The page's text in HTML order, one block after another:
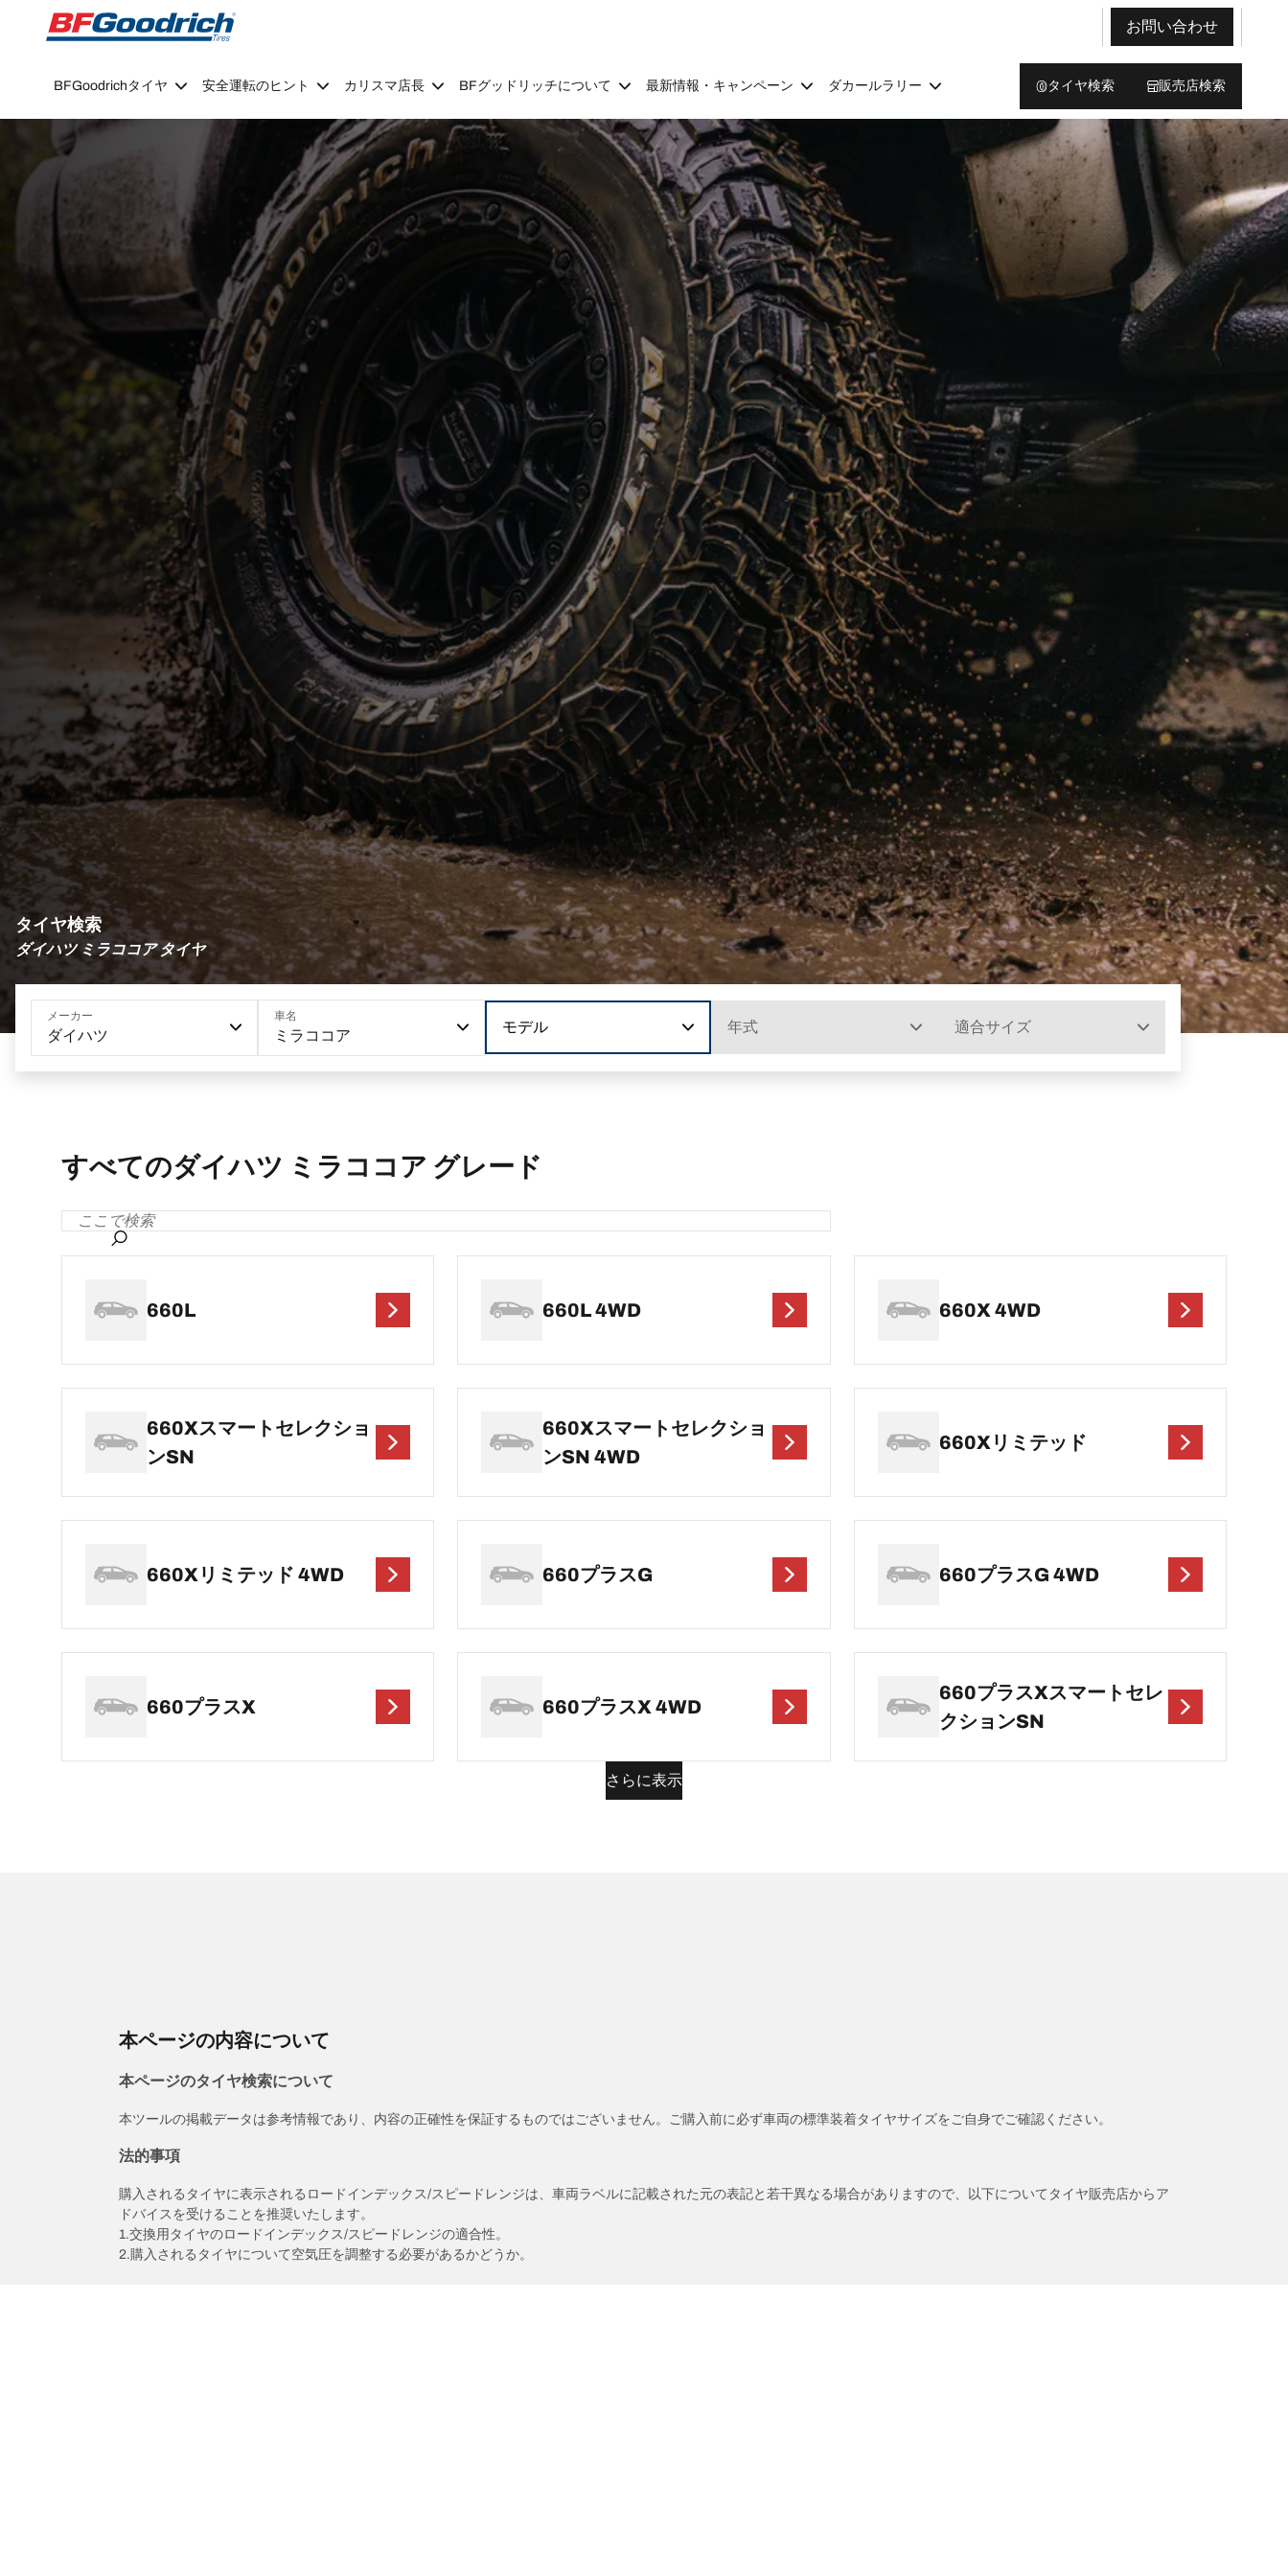
Go to page content
Go to page navigation
お問い合わせ
BFGoodrichタイヤ 安全運転のヒント カリスマ店長 BFグッドリッチについて 最新情報・キャンペーン ダカールラリー タイヤ検索 販売店検索
タイヤ検索
ダイハツ ミラココア タイヤ
メーカー
ダイハツ
車名
ミラココア
モデル 年式 適合サイズ
すべてのダイハツ ミラココア グレード
660L 660L 4WD 660X 4WD
660Xスマートセレクショ
ンSN
660Xスマートセレクショ
ンSN 4WD
660Xリミテッド
660Xリミテッド 4WD 660プラスG 660プラスG 4WD
660プラスX 660プラスX 4WD
660プラスXスマートセレ
クションSN
さらに表示
本ページの内容について
本ページのタイヤ検索について
本ツールの掲載データは参考情報であり、内容の正確性を保証するものではございません。ご購入前に必ず車両の標準装着タイヤサイズをご自身でご確認ください。
法的事項
購入されるタイヤに表示されるロードインデックス/スピードレンジは、車両ラベルに記載された元の表記と若干異なる場合がありますので、以下についてタイヤ販売店からア
ドバイスを受けることを推奨いたします。
1.交換用タイヤのロードインデックス/スピードレンジの適合性。
2.購入されるタイヤについて空気圧を調整する必要があるかどうか。